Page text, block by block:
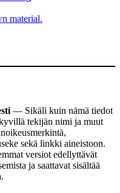
material.
— Sikäli kuin nämä tiedot
tekijän nimi ja muut
sekä linkki aineistoon.
versiot edellyttävät
ja saattavat sisältää